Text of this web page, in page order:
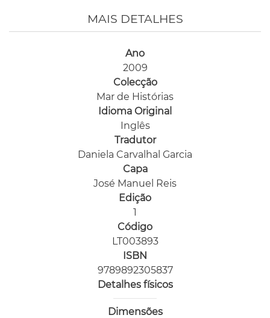
MAIS DETALHES
Ano
2009
Colecção
Mar de Histórias
Idioma Original
Inglês
Tradutor
Daniela Carvalhal Garcia
Capa
José Manuel Reis
Edição
1
Código
LT003893
ISBN
9789892305837
Detalhes físicos
Dimensões